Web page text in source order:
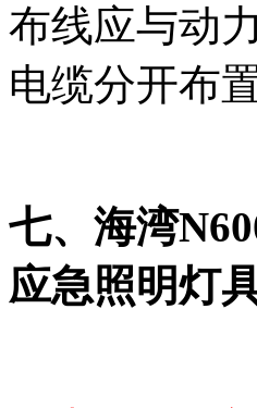
布线应与动
电缆分开布
七、海湾
应急照明灯